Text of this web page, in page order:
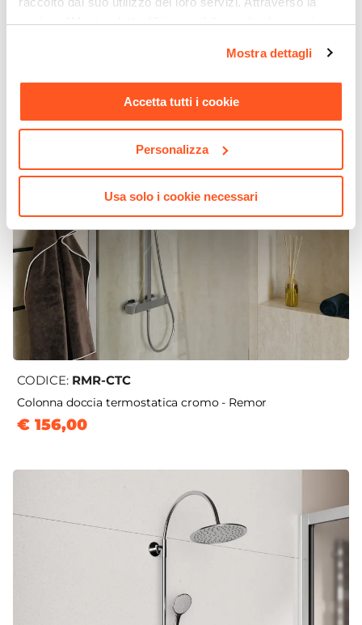
sezione "Mostra dettagli" è possibile gestire le proprie
momento. Per maggiori informazioni si invita a leggere la
nostraCookie Policy.
Mostra dettagli
Accetta tutti i cookie
Personalizza
Usa solo i cookie necessari
CODICE: RMR-CTC
Colonna doccia termostatica cromo - Remor
€ 156,00